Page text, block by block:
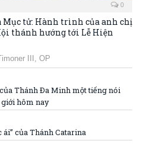
0
Mục tử: Hành trình của anh chị
thánh hướng tới Lễ Hiện
III, OP
Thánh Đa Minh một tiếng nói
hôm nay
ái” của Thánh Catarina